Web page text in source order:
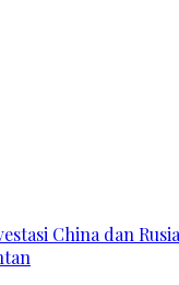
China dan